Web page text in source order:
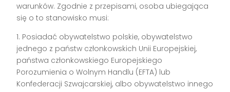
warunków. Zgodnie z przepisami, osoba ubiegająca
się o to stanowisko musi:
1. Posiadać obywatelstwo polskie, obywatelstwo
jednego z państw członkowskich Unii Europejskiej,
państwa członkowskiego Europejskiego
Porozumienia o Wolnym Handlu (EFTA) lub
Konfederacji Szwajcarskiej, albo obywatelstwo innego